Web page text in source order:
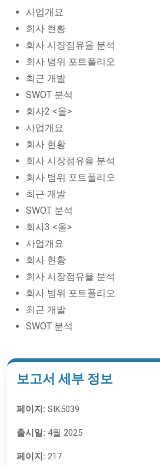
사업개요
회사 현황
회사 시장점유율 분석
회사 범위 포트폴리오
최근 개발
SWOT 분석
회사2 <올>
사업개요
회사 현황
회사 시장점유율 분석
회사 범위 포트폴리오
최근 개발
SWOT 분석
회사3 <올>
사업개요
회사 현황
회사 시장점유율 분석
회사 범위 포트폴리오
최근 개발
SWOT 분석
보고서 세부 정보
페이지: SIK5039
출시일: 4월 2025
페이지: 217